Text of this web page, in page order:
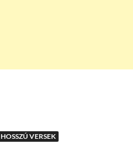
HOSSZÚ VERSEK